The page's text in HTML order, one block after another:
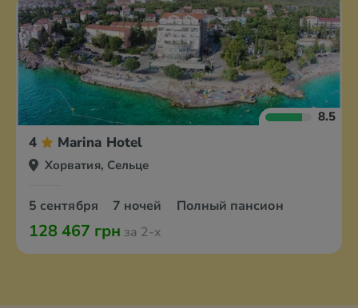
8.5
4 Marina Hotel
Хорватия, Сельце
5 сентября 7 ночей Полный пансион
128 467 грн за 2-х